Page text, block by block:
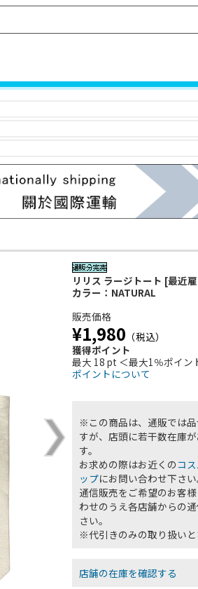
リリス ラージトート [最近
カラー：NATURAL
販売価格
¥1,980 （税込）
獲得ポイント
最大 18 pt ＜最大1％ポイン
ポイントについて
※この商品は、通販では
すが、店頭に若干数在庫
す。
お求めの際はお近くの コ
ップにお問い合わせ下さい
通信販売をご希望のお客
わせのうえ各店舗からの
さい。
※代引きのみの取り扱いと
店舗の在庫を確認する